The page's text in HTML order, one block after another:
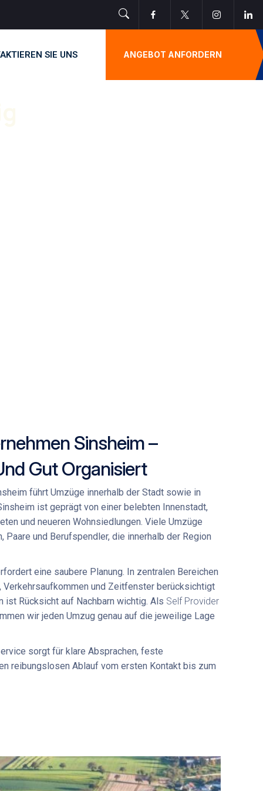
SIE UNS ANGEBOT ANFORDERN
Sinsheim –
Gut Organisiert
führt Umzüge innerhalb der Stadt sowie in
ist geprägt von einer belebten Innenstadt,
und neueren Wohnsiedlungen. Viele Umzüge
Paare und Berufspendler, die innerhalb der Region
eine saubere Planung. In zentralen Bereichen
Verkehrsaufkommen und Zeitfenster berücksichtigt
ist Rücksicht auf Nachbarn wichtig. Als Self Provider
wir jeden Umzug genau auf die jeweilige Lage
sorgt für klare Absprachen, feste
reibungslosen Ablauf vom ersten Kontakt bis zum